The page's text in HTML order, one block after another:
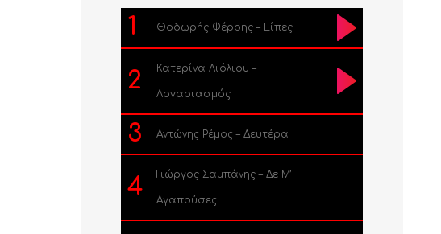
1 Θοδωρής Φέρρης – Είπες
2 Κατερίνα Λιόλιου –
Λογαριασμός
3 Αντώνης Ρέμος – Δευτέρα
4 Γιώργος Σαμπάνης – Δε Μ’
Αγαπούσες